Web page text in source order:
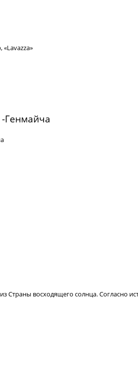
«Lavazza»
Генмайча
Страны восходящего солнца. Согласно